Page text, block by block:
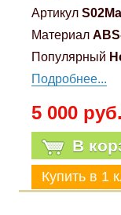
Артикул
Материал
Популярный
Подробнее...
5 000
В
Toyota
Volkswagen